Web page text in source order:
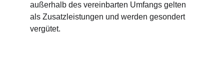
außerhalb des vereinbarten Umfangs gelten
als Zusatzleistungen und werden gesondert
vergütet.